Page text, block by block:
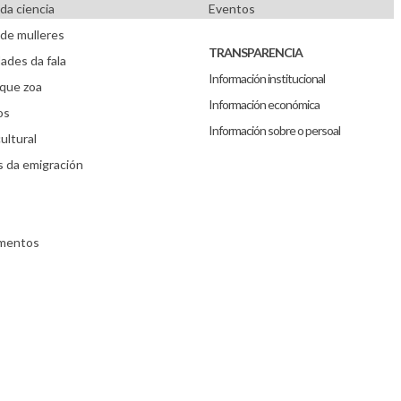
ciencia
mulleres
da fala
zoa
da emigración
Eventos
TRANSPARENCIA
Información institucional
Información económica
Información sobre o persoal